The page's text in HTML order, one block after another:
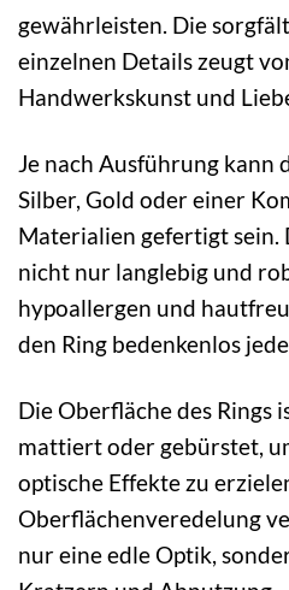
gewährleisten. Die
einzelnen Details zeugt
Handwerkskunst und
Je nach Ausführung kann
Silber, Gold oder einer
Materialien gefertigt sein.
nicht nur langlebig und
hypoallergen und
den Ring bedenkenlos
Die Oberfläche des Rings
mattiert oder gebürstet,
optische Effekte zu
Oberflächenveredelung
nur eine edle Optik,